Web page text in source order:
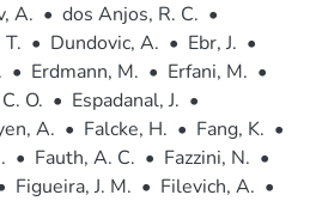
A. • dos Anjos, R. C. •
• Dundovic, A. • Ebr, J. •
• Erdmann, M. • Erfani, M. •
O. • Espadanal, J. •
A. • Falcke, H. • Fang, K. •
• Fauth, A. C. • Fazzini, N. •
Figueira, J. M. • Filevich, A. •